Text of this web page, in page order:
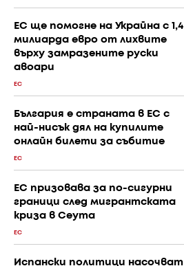
ЕС ще помогне на Украйна с 1,4
милиарда евро от лихвите
върху замразените руски
авоари
ЕС
България е страната в ЕС с
най-нисък дял на купилите
онлайн билети за събитие
ЕС
ЕС призовава за по-сигурни
граници след мигрантската
криза в Сеута
ЕС
Испански политици насочват